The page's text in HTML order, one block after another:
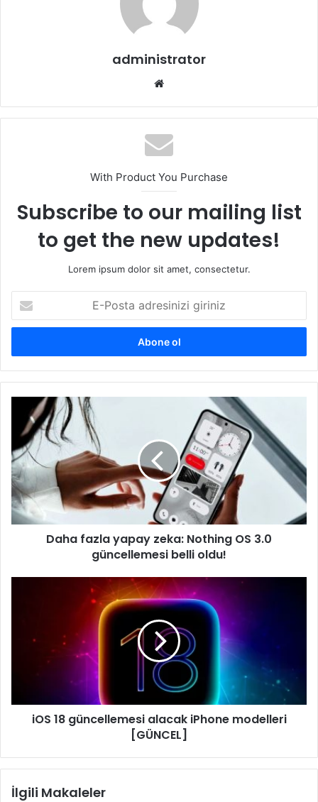
administrator
With Product You Purchase
Subscribe to our mailing list
to get the new updates!
Lorem ipsum dolor sit amet, consectetur.
Posta
adresinizi
fazla
yapay
zeka:
Nothing
OS
3.0
güncellemesi
belli
Daha fazla yapay zeka: Nothing OS 3.0
güncellemesi belli oldu!
iPhone
iOS 18 güncellemesi alacak iPhone modelleri
[GÜNCEL]
İlgili Makaleler